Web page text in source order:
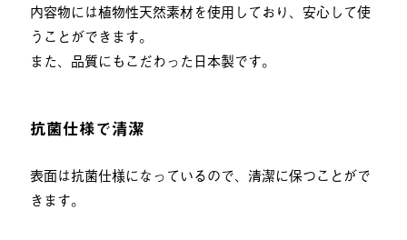
内容物には植物性天然素材を使用しており、安心して使
うことができます。
また、品質にもこだわった日本製です。
抗菌仕様で清潔
表面は抗菌仕様になっているので、清潔に保つことがで
きます。